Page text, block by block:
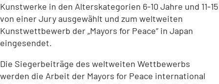
Kunstwerke in den Alterskategorien 6-10 Jahre und 11-15
von einer Jury ausgewählt und zum weltweiten
Kunstwettbewerb der „Mayors for Peace“ in Japan
eingesendet.
Die Siegerbeiträge des weltweiten Wettbewerbs
werden die Arbeit der Mayors for Peace international